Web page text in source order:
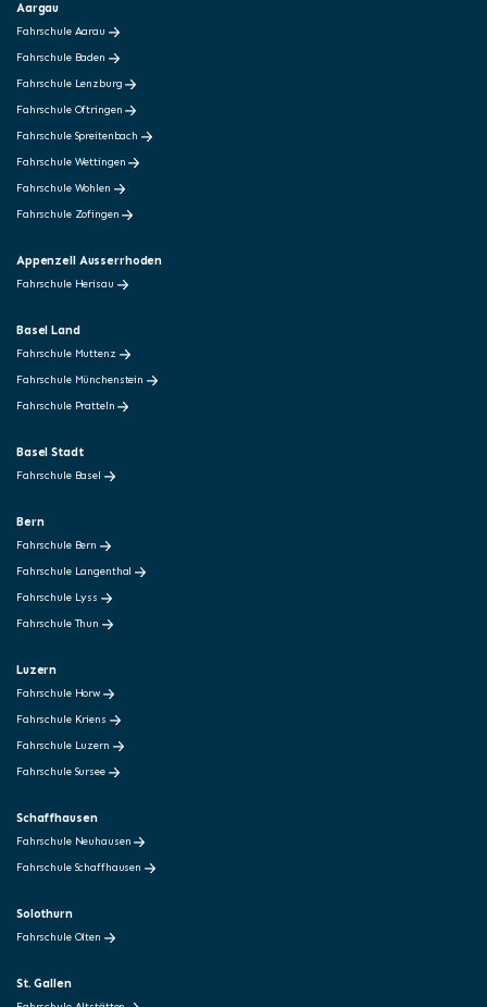
Aargau
Fahrschule Aarau
Fahrschule Baden
Fahrschule Lenzburg
Fahrschule Oftringen
Fahrschule Spreitenbach
Fahrschule Wettingen
Fahrschule Wohlen
Fahrschule Zofingen
Appenzell Ausserrhoden
Fahrschule Herisau
Basel Land
Fahrschule Muttenz
Fahrschule Münchenstein
Fahrschule Pratteln
Basel Stadt
Fahrschule Basel
Bern
Fahrschule Bern
Fahrschule Langenthal
Fahrschule Lyss
Fahrschule Thun
Luzern
Fahrschule Horw
Fahrschule Kriens
Fahrschule Luzern
Fahrschule Sursee
Schaffhausen
Fahrschule Neuhausen
Fahrschule Schaffhausen
Solothurn
Fahrschule Olten
St. Gallen